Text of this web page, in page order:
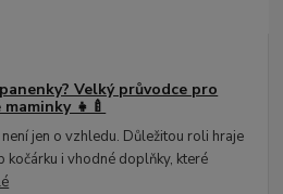
Velký průvodce pro
👧🍼
jen o vzhledu. Důležitou roli hraje
kočárku i vhodné doplňky, které